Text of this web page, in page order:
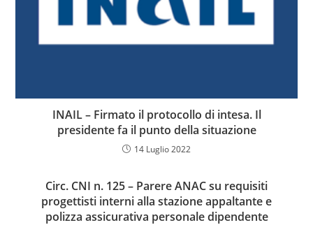
INAIL – Firmato il protocollo di intesa. Il
presidente fa il punto della situazione
14 Luglio 2022
Circ. CNI n. 125 – Parere ANAC su requisiti
progettisti interni alla stazione appaltante e
polizza assicurativa personale dipendente